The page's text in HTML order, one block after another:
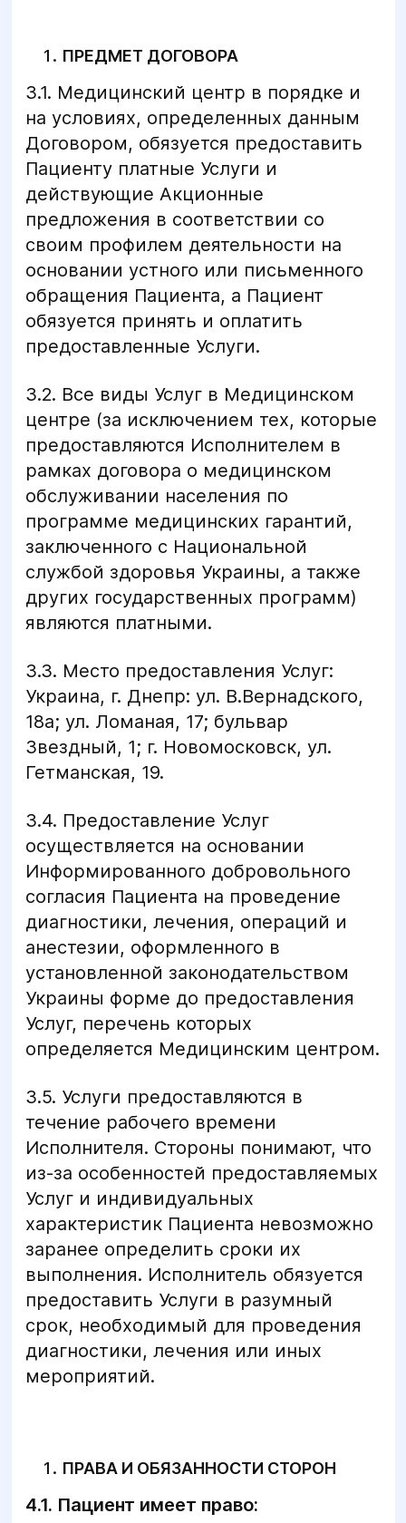
ПРЕДМЕТ ДОГОВОРА
3.1. Медицинский центр в порядке и
на условиях, определенных данным
Договором, обязуется предоставить
Пациенту платные Услуги и
действующие Акционные
предложения в соответствии со
своим профилем деятельности на
основании устного или письменного
обращения Пациента, а Пациент
обязуется принять и оплатить
предоставленные Услуги.
3.2. Все виды Услуг в Медицинском
центре (за исключением тех, которые
предоставляются Исполнителем в
рамках договора о медицинском
обслуживании населения по
программе медицинских гарантий,
заключенного с Национальной
службой здоровья Украины, а также
других государственных программ)
являются платными.
3.3. Место предоставления Услуг:
Украина, г. Днепр: ул. В.Вернадского,
18а; ул. Ломаная, 17; бульвар
Звездный, 1; г. Новомосковск, ул.
Гетманская, 19.
3.4. Предоставление Услуг
осуществляется на основании
Информированного добровольного
согласия Пациента на проведение
диагностики, лечения, операций и
анестезии, оформленного в
установленной законодательством
Украины форме до предоставления
Услуг, перечень которых
определяется Медицинским центром.
3.5. Услуги предоставляются в
течение рабочего времени
Исполнителя. Стороны понимают, что
из-за особенностей предоставляемых
Услуг и индивидуальных
характеристик Пациента невозможно
заранее определить сроки их
выполнения. Исполнитель обязуется
предоставить Услуги в разумный
срок, необходимый для проведения
диагностики, лечения или иных
мероприятий.
ПРАВА И ОБЯЗАННОСТИ СТОРОН
4.1. Пациент имеет право: